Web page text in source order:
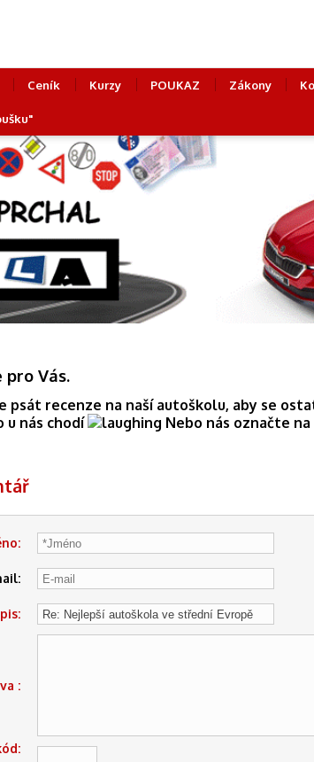
Ceník Kurzy POUKAZ Zákony
pro Vás.
psát recenze na naší autoškolu, aby se
u nás chodí
Nebo nás označte na
: